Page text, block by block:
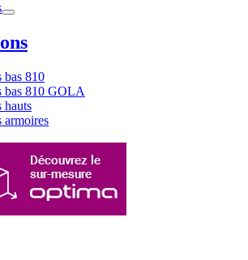
bas 810
bas 810 GOLA
hauts
armoires